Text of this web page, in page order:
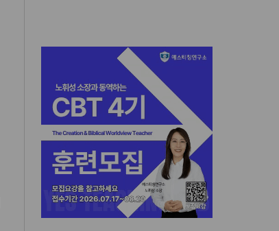
교진추, 2022 개정 통합과학 내
‘후성유전 해석 가능성’ 관련 청
단일종목 레버리지 ETF 거래